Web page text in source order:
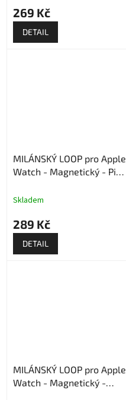
269 Kč
DETAIL
MILÁNSKÝ LOOP pro Apple
Watch - Magnetický - Pink
Skladem
289 Kč
DETAIL
MILÁNSKÝ LOOP pro Apple
Watch - Magnetický -